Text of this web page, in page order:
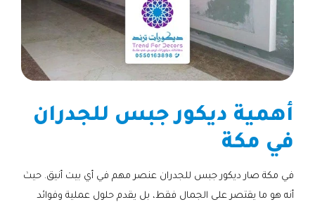
أهمية ديكور جبس للجدران
في مكة
في مكة صار ديكور جبس للجدران عنصر مهم في أي بيت أنيق. حيث
أنه هو ما يقتصر على الجمال فقط، بل يقدم حلول عملية وفوائد